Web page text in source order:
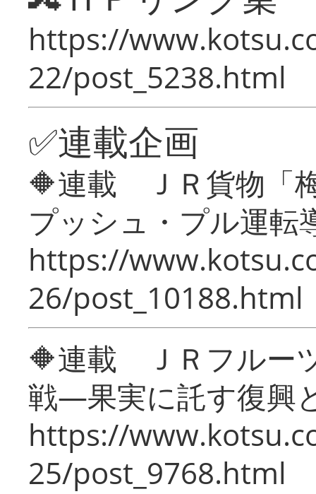
https://
22/post_5238.html
✅連載企画
🔶連載 ＪＲ貨物「
プッシュ・プル運転
https://
26/post_10188.html
🔶連載 ＪＲフルー
戦―果実に託す復興
https://
25/post_9768.html